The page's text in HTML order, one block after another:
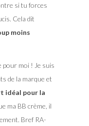
si tu forces
Cela dit
moins
pour moi ! Je suis
de la marque et
idéal pour la
ma BB crème, il
Bref RA-